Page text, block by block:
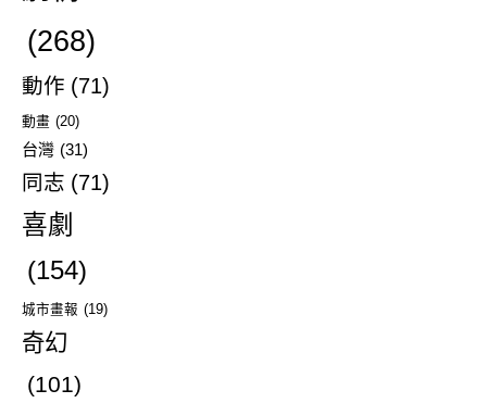
(268)
動作 (71)
動畫 (20)
台灣 (31)
同志 (71)
喜劇
(154)
城市畫報 (19)
奇幻
(101)